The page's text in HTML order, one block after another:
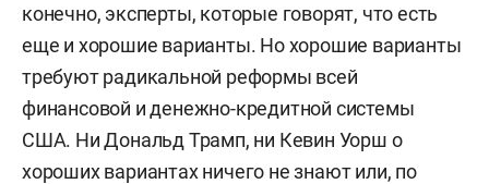
конечно, эксперты, которые говорят, что есть
еще и хорошие варианты. Но хорошие варианты
требуют радикальной реформы всей
финансовой и денежно-кредитной системы
США. Ни Дональд Трамп, ни Кевин Уорш о
хороших вариантах ничего не знают или, по